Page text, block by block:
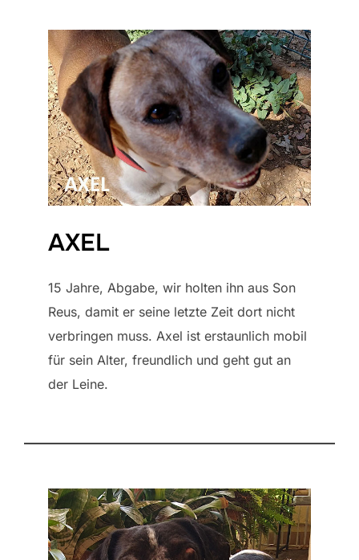
AXEL
15 Jahre, Abgabe, wir holten ihn aus Son
Reus, damit er seine letzte Zeit dort nicht
verbringen muss. Axel ist erstaunlich mobil
für sein Alter, freundlich und geht gut an
der Leine.